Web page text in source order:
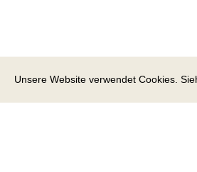
Unsere Website verwendet Cookies.